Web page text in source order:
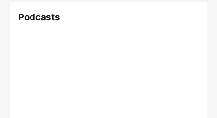
Podcasts